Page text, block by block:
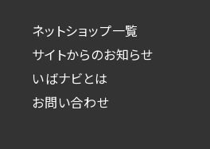
ネットショップ一覧
サイトからのお知らせ
いばナビとは
お問い合わせ